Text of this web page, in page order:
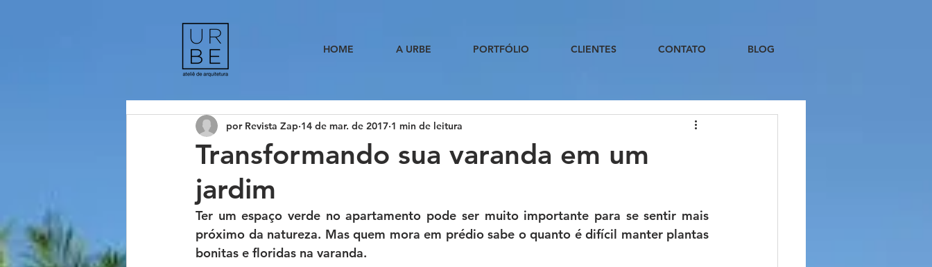
HOME A URBE PORTFÓLIO CLIENTES CONTATO BLOG
Transformando sua varanda em um
jardim
por Revista Zap 14 de mar. de 2017 1 min de leitura
Ter um espaço verde no apartamento pode ser muito importante para se sentir mais
próximo da natureza. Mas quem mora em prédio sabe o quanto é difícil manter plantas
bonitas e floridas na varanda.